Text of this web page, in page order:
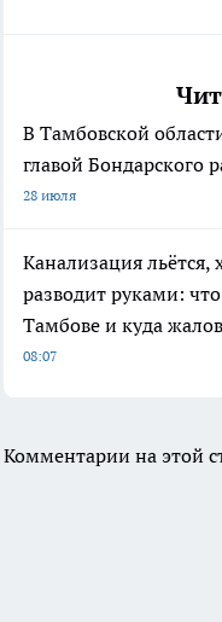
В Тамбовской
главой Бондарского
28 июля
Канализация льётся,
разводит руками:
Тамбове и куда
08:07
Комментарии на этой